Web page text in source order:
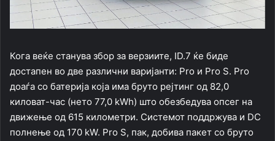
Кога веќе станува збор за верзиите, ID.7 ќе биде
достапен во две различни варијанти: Pro и Pro S. Pro
доаѓа со батерија која има бруто рејтинг од 82,0
киловат-час (нето 77,0 kWh) што обезбедува опсег на
движење од 615 километри. Системот поддржува и DC
полнење од 170 kW. Pro S, пак, добива пакет со бруто